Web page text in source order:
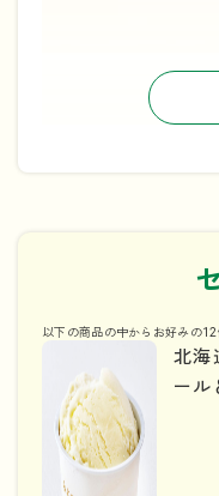
以下の商品の中からお好みの
北海
ール